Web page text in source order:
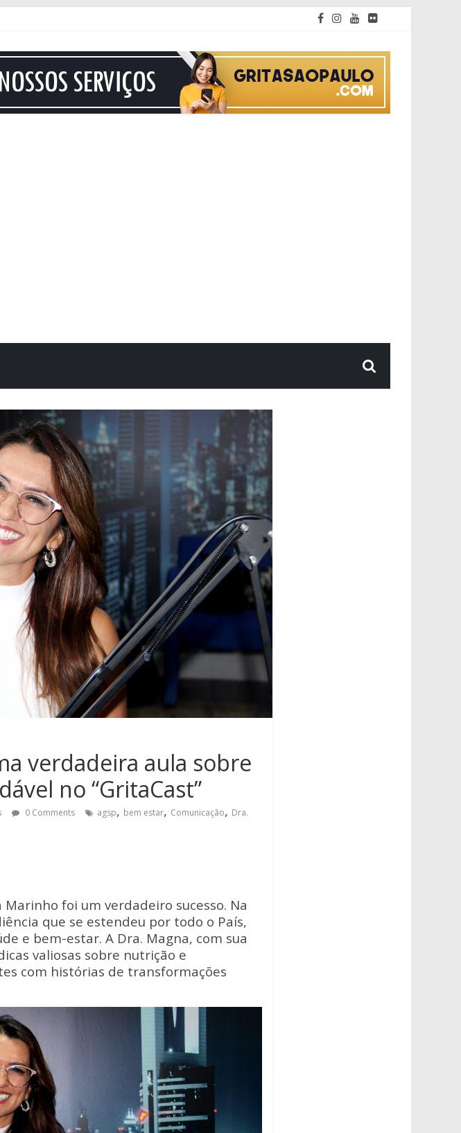
verdadeira aula sobre
no “GritaCast”
0 Comments agsp, bem estar, Comunicação, Dra.
Marinho foi um verdadeiro sucesso. Na
que se estendeu por todo o País,
e bem-estar. A Dra. Magna, com sua
valiosas sobre nutrição e
com histórias de transformações